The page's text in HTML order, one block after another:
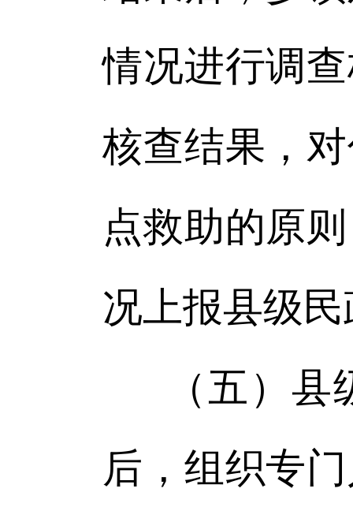
情况进行调
核查结果，
点救助的原
况上报县级
（五）
后，组织专